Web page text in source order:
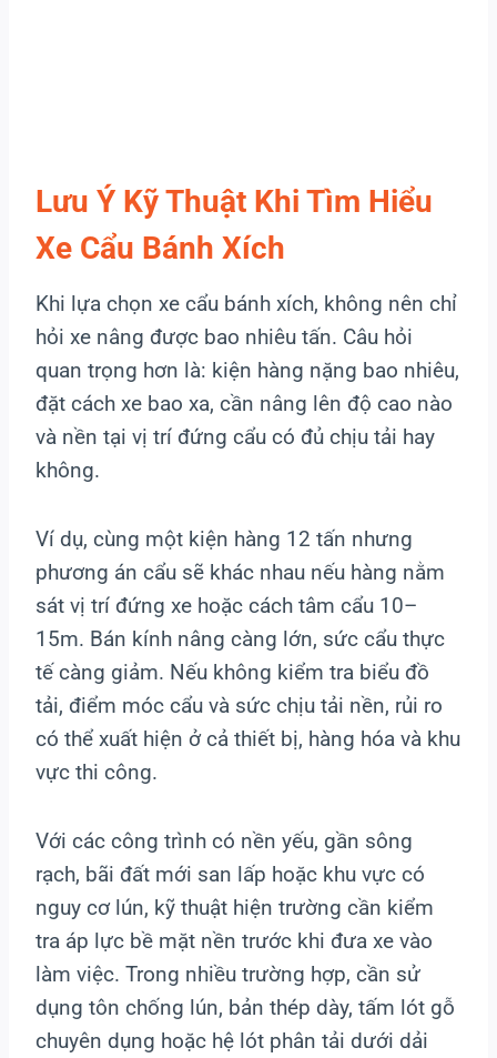
Lưu Ý Kỹ Thuật Khi Tìm Hiểu
Xe Cẩu Bánh Xích
Khi lựa chọn xe cẩu bánh xích, không nên chỉ
hỏi xe nâng được bao nhiêu tấn. Câu hỏi
quan trọng hơn là: kiện hàng nặng bao nhiêu,
đặt cách xe bao xa, cần nâng lên độ cao nào
và nền tại vị trí đứng cẩu có đủ chịu tải hay
không.
Ví dụ, cùng một kiện hàng 12 tấn nhưng
phương án cẩu sẽ khác nhau nếu hàng nằm
sát vị trí đứng xe hoặc cách tâm cẩu 10–
15m. Bán kính nâng càng lớn, sức cẩu thực
tế càng giảm. Nếu không kiểm tra biểu đồ
tải, điểm móc cẩu và sức chịu tải nền, rủi ro
có thể xuất hiện ở cả thiết bị, hàng hóa và khu
vực thi công.
Với các công trình có nền yếu, gần sông
rạch, bãi đất mới san lấp hoặc khu vực có
nguy cơ lún, kỹ thuật hiện trường cần kiểm
tra áp lực bề mặt nền trước khi đưa xe vào
làm việc. Trong nhiều trường hợp, cần sử
dụng tôn chống lún, bản thép dày, tấm lót gỗ
chuyên dụng hoặc hệ lót phân tải dưới dải